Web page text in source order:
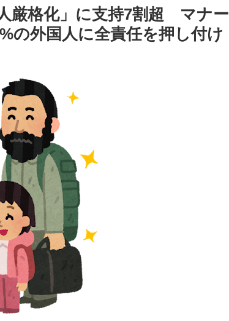
体客と口論になった理由がこちら・・・」
となんだ」満点なのに二度と起動しない理
」
能性を会長が示唆！移籍金が交渉の壁に..現地
火山の兆し＝韓国の反応
」
権に泣き付くも無視されて海外失笑！【海外
ゴンボール」【海外の反応】
統がこちら・・・」
支持を表明「隠す気もないんだなｗ」
多い気がする → 「日本のIT業界は色々と問題
厳格化」に支持7割超 マナー
の外国人に全責任を押し付け